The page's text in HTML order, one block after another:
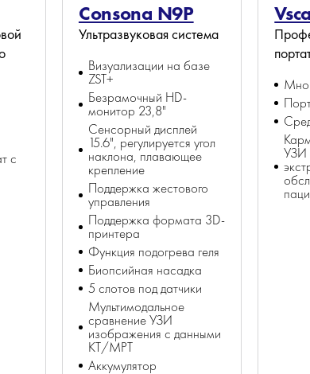
с
Consona N9P
Ультразвуковая система
Визуализации на базе
ZST+
Безрамочный HD-
монитор 23,8"
Сенсорный дисплей
15.6", регулируется угол
наклона, плавающее
крепление
Поддержка жестового
управления
Поддержка формата 3D-
принтера
Функция подогрева геля
Биопсийная насадка
5 слотов под датчики
Мультимодальное
сравнение УЗИ
изображения с данными
КТ/МРТ
Аккумулятор
УЗИ